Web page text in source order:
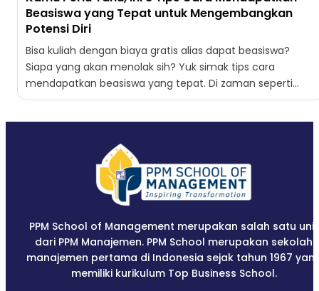
Beasiswa yang Tepat untuk Mengembangkan
Potensi Diri
Bisa kuliah dengan biaya gratis alias dapat beasiswa?
Siapa yang akan menolak sih? Yuk simak tips cara
mendapatkan beasiswa yang tepat. Di zaman seperti
sekarang...
PPM School of Management merupakan salah satu unit
dari PPM Manajemen. PPM School merupakan sekolah
manajemen pertama di Indonesia sejak tahun 1967
memiliki kurikulum Top Business School.